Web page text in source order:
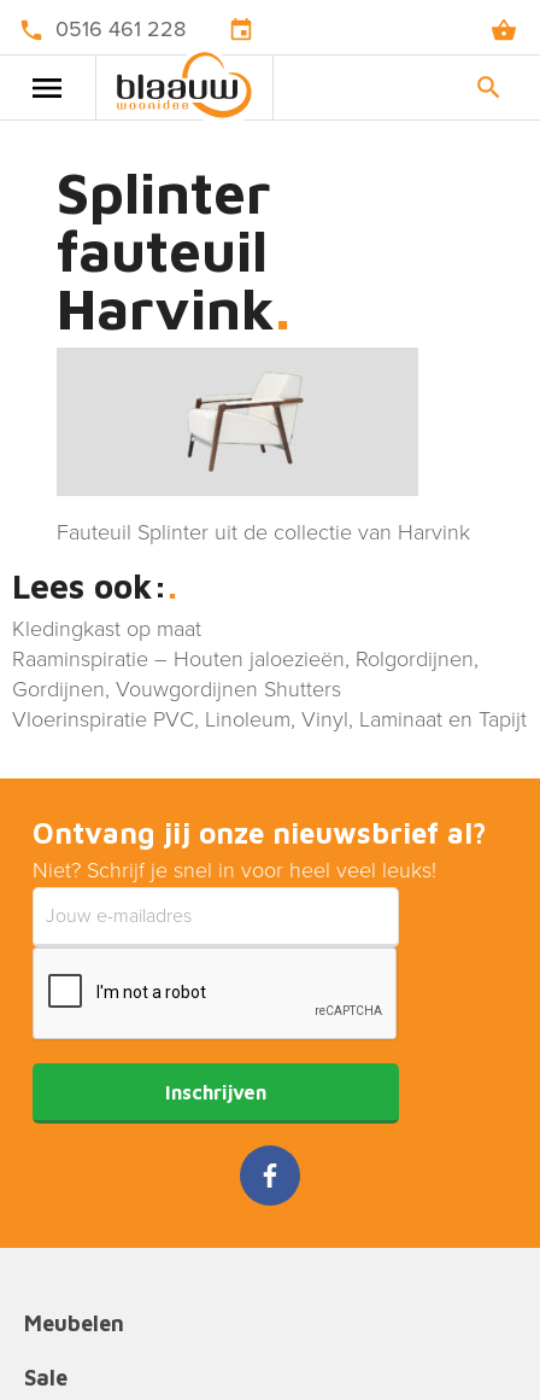
0516 461 228
Splinter
fauteuil
Harvink
Fauteuil Splinter uit de collectie van Harvink
Lees ook:
Kledingkast op maat
Raaminspiratie – Houten jaloezieën, Rolgordijnen,
Gordijnen, Vouwgordijnen Shutters
Vloerinspiratie PVC, Linoleum, Vinyl, Laminaat en Tapijt
Ontvang jij onze nieuwsbrief al?
Niet? Schrijf je snel in voor heel veel leuks!
Inschrijven
Meubelen
Sale